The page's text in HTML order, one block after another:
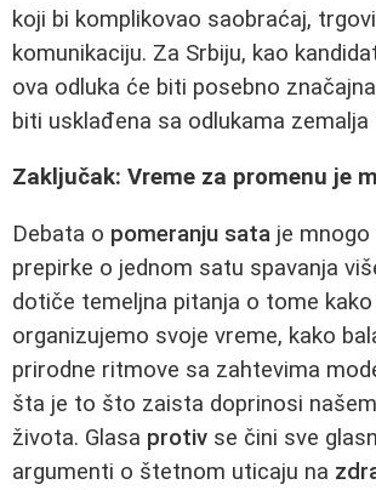
koji bi komplikovao saobraćaj,
komunikaciju. Za Srbiju, kao
ova odluka će biti posebno
biti usklađena sa odlukama zemalja
Zaključak: Vreme za promenu je
Debata o pomeranju sata je mnogo
prepirke o jednom satu spavanja
dotiče temeljna pitanja o tome
organizujemo svoje vreme, kako
prirodne ritmove sa zahtevima
šta je to što zaista doprinosi
života. Glasa protiv se čini sve
argumenti o štetnom uticaju na